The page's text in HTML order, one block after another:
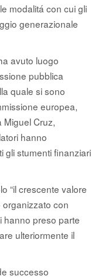
modalitá con cui gli
generazionale
avuto luogo
pubblica
quale si sono
europea,
Miguel Cruz,
hanno
gli stumenti finanziari
“il crescente valore
organizzato con
hanno preso parte
ulteriormente il
successo